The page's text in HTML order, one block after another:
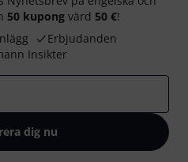
50 kupong värd 50 €!
Erbjudanden
Insikter
dig nu